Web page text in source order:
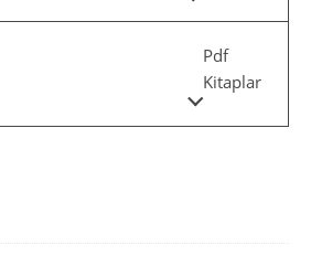
Pdf
Kitaplar